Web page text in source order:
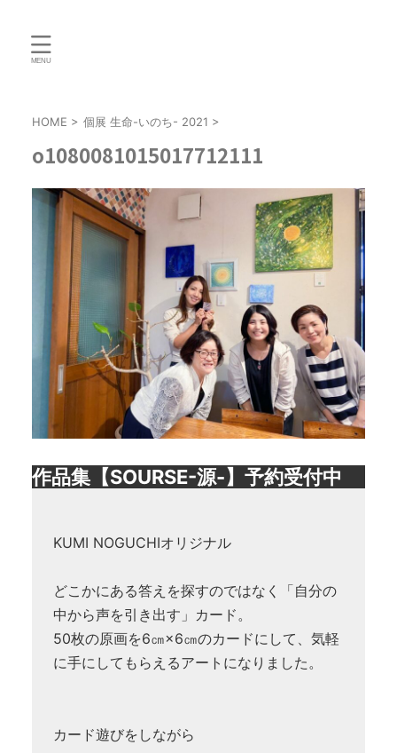
HOME > 個展 生命-いのち- 2021 >
o1080081015017712111
作品集【SOURSE-源-】予約受付中
KUMI NOGUCHIオリジナル
どこかにある答えを探すのではなく「自分の
中から声を引き出す」カード。
50枚の原画を6㎝×6㎝のカードにして、気軽
に手にしてもらえるアートになりました。
カード遊びをしながら